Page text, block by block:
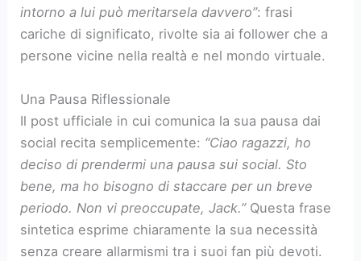
intorno a lui può meritarsela davvero”: frasi
cariche di significato, rivolte sia ai follower che a
persone vicine nella realtà e nel mondo virtuale.
Una Pausa Riflessionale
Il post ufficiale in cui comunica la sua pausa dai
social recita semplicemente: “Ciao ragazzi, ho
deciso di prendermi una pausa sui social. Sto
bene, ma ho bisogno di staccare per un breve
periodo. Non vi preoccupate, Jack.”Questa frase
sintetica esprime chiaramente la sua necessità
senza creare allarmismi tra i suoi fan più devoti.